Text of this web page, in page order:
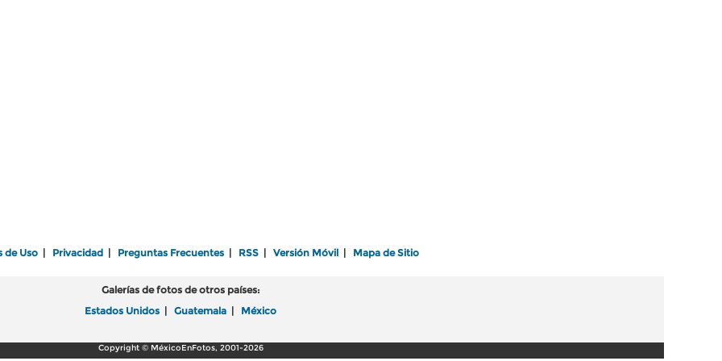
de Uso Privacidad Preguntas Frecuentes RSS Versión Móvil Mapa de Sitio
Galerías de fotos de otros países:
Estados Unidos
Guatemala México
Copyright © MéxicoEnFotos, 2001-2026